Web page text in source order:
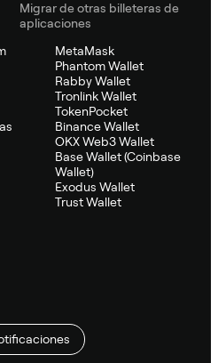
Migrar de otras billeteras de
aplicaciones
MetaMask
Phantom Wallet
Rabby Wallet
Tronlink Wallet
TokenPocket
Binance Wallet
OKX Web3 Wallet
Base Wallet (Coinbase
Wallet)
Exodus Wallet
Trust Wallet